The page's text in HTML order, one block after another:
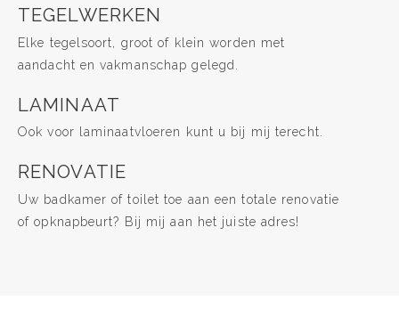
TEGELWERKEN
Elke tegelsoort, groot of klein worden met
aandacht en vakmanschap gelegd.
LAMINAAT
Ook voor laminaatvloeren kunt u bij mij terecht.
RENOVATIE
Uw badkamer of toilet toe aan een totale renovatie
of opknapbeurt? Bij mij aan het juiste adres!